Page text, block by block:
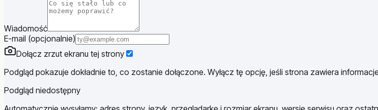
Wiadomość
E-mail (opcjonalnie)
Dołącz zrzut ekranu tej strony
Podgląd pokazuje dokładnie to, co zostanie dołączone. Wyłącz tę opcję, jeśli strona zawiera
Podgląd niedostępny